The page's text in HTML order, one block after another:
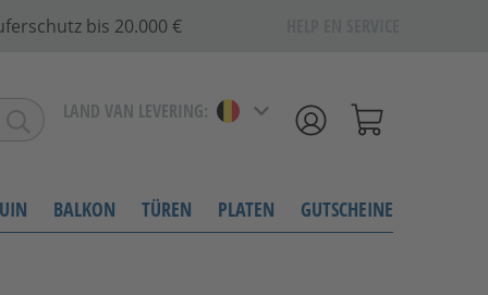
bis 20.000 €
LAND VAN LEVERING:
BALKON TÜREN PLATEN GUTSCHEINE